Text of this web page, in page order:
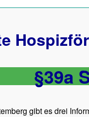
§39a
gibt es drei